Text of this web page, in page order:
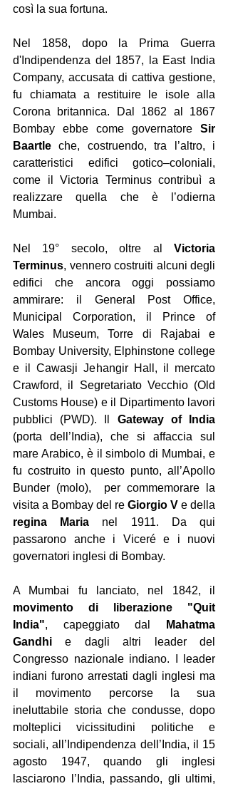
così la sua fortuna.
Nel 1858, dopo la Prima Guerra
d'Indipendenza del 1857, la East India
Company, accusata di cattiva gestione,
fu chiamata a restituire le isole alla
Corona britannica. Dal 1862 al 1867
Bombay ebbe come governatore Sir
Baartle che, costruendo, tra l’altro, i
caratteristici edifici gotico–coloniali,
come il Victoria Terminus contribuì a
realizzare quella che è l’odierna
Mumbai.
Nel 19° secolo, oltre al Victoria
Terminus, vennero costruiti alcuni degli
edifici che ancora oggi possiamo
ammirare: il General Post Office,
Municipal Corporation, il Prince of
Wales Museum, Torre di Rajabai e
Bombay University, Elphinstone college
e il Cawasji Jehangir Hall, il mercato
Crawford, il Segretariato Vecchio (Old
Customs House) e il Dipartimento lavori
pubblici (PWD). Il
(porta dell’India), che si affaccia sul
mare Arabico, è il simbolo di Mumbai, e
fu costruito in questo punto, all’Apollo
Bunder (molo),  per commemorare la
visita a Bombay del re Giorgio V
regina Maria nel 1911. Da qui
passarono anche i Viceré e i nuovi
governatori inglesi di Bombay.
movimento di liberazione "Quit
India", capeggiato dal
Mahatma
Gandhi e dagli altri leader del
Congresso nazionale indiano. I leader
indiani furono arrestati dagli inglesi ma
il movimento percorse la sua
ineluttabile storia che condusse, dopo
molteplici vicissitudini politiche e
sociali, all’Indipendenza dell’India, il 15
agosto 1947, quando gli inglesi
lasciarono l’India, passando, gli ultimi,